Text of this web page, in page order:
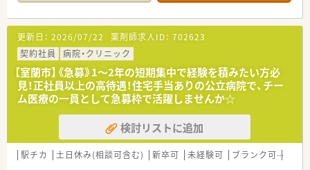
【会社特徴】
■ 環境や衛生のプロフェッショナルが満足するような、関連薬
剤の開発や提携に努めています。
■ 宮城県内で唯一の医療用医薬品製造販売業者であり、地域社
会において高い信頼を得ています。
■ 従業員のスキルアップを応援しており、外部研修等への参加
を支援する福利厚生があります。
【想定されるモデル年収】
■ ご提示できる年収は380万円から420万円の範囲であり、契約
社員としての採用となります。
■ これまでのご経験やスキルを考慮した上で、支給される給与
更新日： 2026/07/22 薬剤師求人ID： 702623
契約社員
病院・クリニック
【室蘭市】《急募》1〜2年の短期集中で経験を積みたい方必
見！正社員以上の高待遇！住宅手当ありの公立病院で、チー
ム医療の一員として急募枠で活躍しませんか☆
検討リストに追加
駅チカ 土日休み(相談可含む) 新卒可 未経験可 ブランク可